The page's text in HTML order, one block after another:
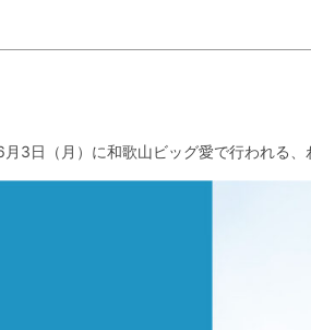
3日（月）に和歌山ビッグ愛で行われる、